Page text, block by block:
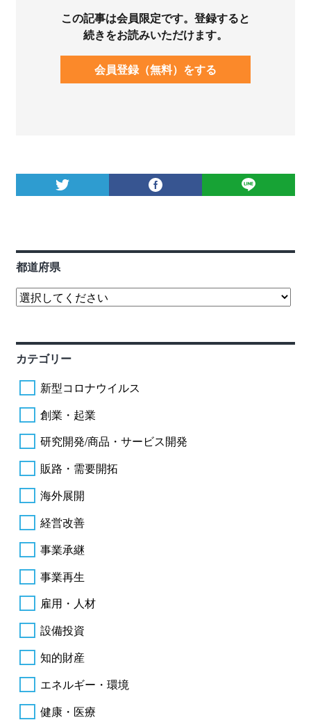
この記事は会員限定です。登録すると
続きをお読みいただけます。
会員登録（無料）をする
都道府県
カテゴリー
新型コロナウイルス
創業・起業
研究開発/商品・サービス開発
販路・需要開拓
海外展開
経営改善
事業承継
事業再生
雇用・人材
設備投資
知的財産
エネルギー・環境
健康・医療